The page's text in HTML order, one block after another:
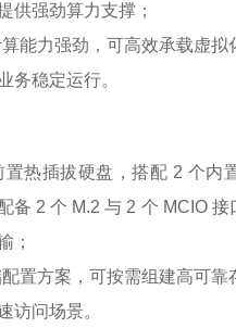
供强劲算力支撑；
能力强劲，可高效承载虚拟
务稳定运行。
置热插拔硬盘，搭配 2 个内
备 2 个 M.2 与 2 个 MCIO
；
置方案，可按需组建高可靠
访问场景。